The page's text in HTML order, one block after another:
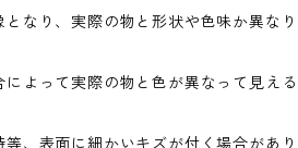
となり、実際の物と形状や色味か異なり
によって実際の物と色が異なって見える
等、表面に細かいキズが付く場合があり